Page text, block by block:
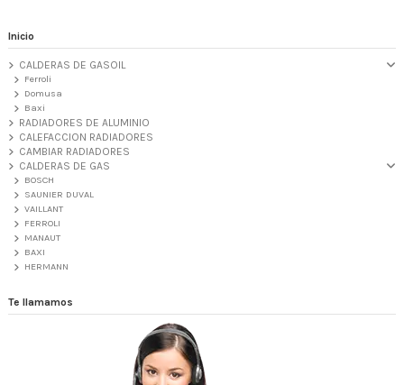
Inicio
CALDERAS DE GASOIL
Ferroli
Domusa
Baxi
RADIADORES DE ALUMINIO
CALEFACCION RADIADORES
CAMBIAR RADIADORES
CALDERAS DE GAS
BOSCH
SAUNIER DUVAL
VAILLANT
FERROLI
MANAUT
BAXI
HERMANN
Te llamamos